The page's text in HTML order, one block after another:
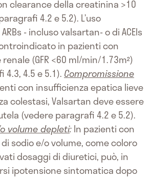
clearance della creatinina >10
4.2 e 5.2). L’uso
- incluso valsartan- o di ACEIs
in pazienti con
(GFR <60 ml/min/1.73m²)
4.5 e 5.1). Compromissione
con insufficienza epatica lieve
colestasi, Valsartan deve essere
(vedere paragrafi 4.2 e 5.2).
volume depleti:In pazienti con
sodio e/o volume, come coloro
dosaggi di diuretici, può, in
ipotensione sintomatica dopo